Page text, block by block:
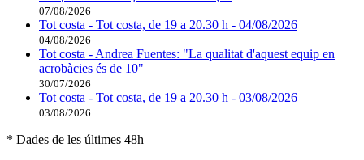
07/08/2026
Tot costa - Tot costa, de 19 a 20.30 h - 04/08/2026
04/08/2026
Tot costa - Andrea Fuentes: "La qualitat d'aquest equip en
acrobàcies és de 10"
30/07/2026
Tot costa - Tot costa, de 19 a 20.30 h - 03/08/2026
03/08/2026
* Dades de les últimes 48h